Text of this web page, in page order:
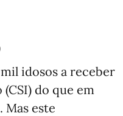
idosos a receber
do que em
Mas este